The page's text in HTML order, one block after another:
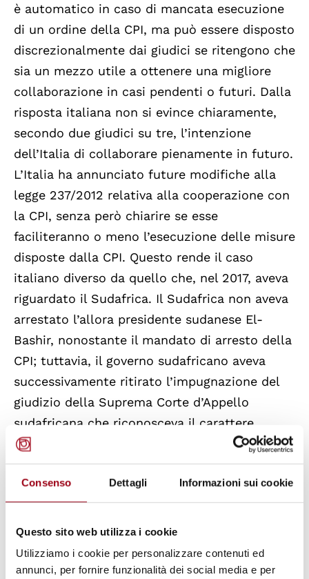
Consenso Dettagli Informazioni sui cookie
Questo sito web utilizza i cookie
Utilizziamo i cookie per personalizzare contenuti ed
annunci, per fornire funzionalità dei social media e per
è automatico in caso di mancata esecuzione
di un ordine della CPI, ma può essere disposto
discrezionalmente dai giudici se ritengono che
sia un mezzo utile a ottenere una migliore
collaborazione in casi pendenti o futuri. Dalla
risposta italiana non si evince chiaramente,
secondo due giudici su tre, l’intenzione
dell’Italia di collaborare pienamente in futuro.
L’Italia ha annunciato future modifiche alla
legge 237/2012 relativa alla cooperazione con
la CPI, senza però chiarire se esse
faciliteranno o meno l’esecuzione delle misure
disposte dalla CPI. Questo rende il caso
italiano diverso da quello che, nel 2017, aveva
riguardato il Sudafrica. Il Sudafrica non aveva
arrestato l’allora presidente sudanese El-
Bashir, nonostante il mandato di arresto della
CPI; tuttavia, il governo sudafricano aveva
successivamente ritirato l’impugnazione del
giudizio della Suprema Corte d’Appello
sudafricana che riconosceva il carattere
illecito della condotta dello Stato. In questo
modo, il Sudafrica aveva chiaramente
dimostrato di voler, in futuro, cooperare
pienamente con la CPI. La posizione italiana,
viceversa, è apparsa alla Camera preliminare
ancora venata di ambiguità, anche nel
continuare a riferirsi, a oltre un anno dalla